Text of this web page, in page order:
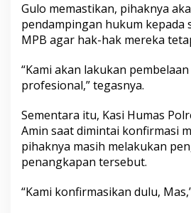
Gulo memastikan, pihaknya
pendampingan hukum kepada
MPB agar hak-hak mereka
“Kami akan lakukan pembelaan
profesional,” tegasnya.
Sementara itu, Kasi Humas
Amin saat dimintai konfirmasi
pihaknya masih melakukan
penangkapan tersebut.
“Kami konfirmasikan dulu,